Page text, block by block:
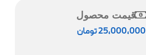
قیمت محصول
25,000,000تومان